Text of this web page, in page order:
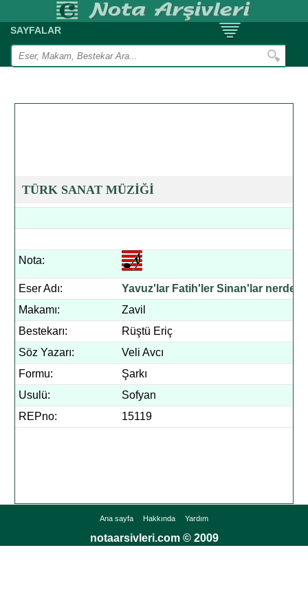
SAYFALAR
TÜRK SANAT MÜZİĞİ
Nota:
Eser Adı:
Yavuz'lar Fatih'ler Sinan'lar nerde
Makamı:
Zavil
Bestekarı:
Rüştü Eriç
Söz Yazarı:
Veli Avcı
Formu:
Şarkı
Usulü:
Sofyan
REPno:
15119
Ana sayfa Hakkında Yardım
notaarsivleri.com © 2009